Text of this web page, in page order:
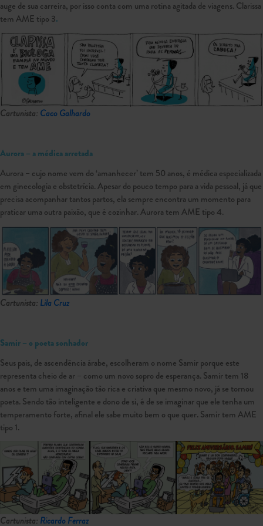
auge de sua carreira, por isso conta com uma rotina agitada de viagens. Clarissa
tem AME tipo 3.
Cartunista: Caco Galhardo
Aurora – a médica arretada
Aurora – cujo nome vem do ‘amanhecer’ tem 50 anos, é médica especializada
em ginecologia e obstetrícia. Apesar do pouco tempo para a vida pessoal, já que
precisa acompanhar tantos partos, ela sempre encontra um momento para
praticar uma outra paixão, que é cozinhar. Aurora tem AME tipo 4.
Cartunista: Lila Cruz
Samir – o poeta sonhador
Seus pais, de ascendência árabe, escolheram o nome Samir porque este
representa cheio de ar – como um novo sopro de esperança. Samir tem 18
anos e tem uma imaginação tão rica e criativa que mesmo novo, já se tornou
poeta. Sendo tão inteligente e dono de si, é de se imaginar que ele tenha um
temperamento forte, afinal ele sabe muito bem o que quer. Samir tem AME
tipo 1.
Cartunista: Ricardo Ferraz